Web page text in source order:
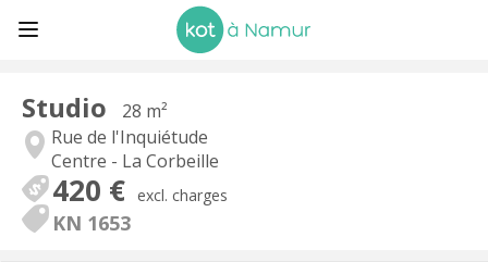
Studio
28 m²
Rue de l'Inquiétude
Centre - La Corbeille
420 € excl. charges
KN 1653